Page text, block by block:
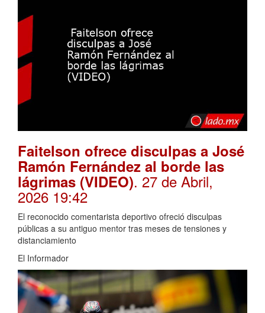
Faitelson ofrece disculpas a José
Ramón Fernández al borde las
lágrimas (VIDEO). 27 de Abril,
2026 19:42
El reconocido comentarista deportivo ofreció disculpas
públicas a su antiguo mentor tras meses de tensiones y
distanciamiento
El Informador